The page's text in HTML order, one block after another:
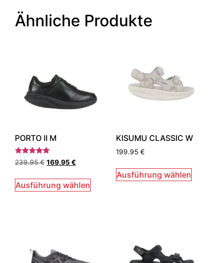
Ähnliche Produkte
PORTO II M
Bewertet
mit
von 5
239.95€ 169.95€
Ausführung wählen
KISUMU CLASSIC W
199.95 €
Ausführung wählen